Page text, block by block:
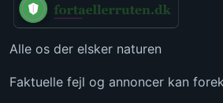
Alle os der elsker naturen
Faktuelle fejl og annoncer kan